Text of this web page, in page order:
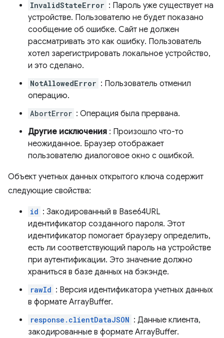
InvalidStateError : Пароль уже существует на
устройстве. Пользователю не будет показано
сообщение об ошибке. Сайт не должен
рассматривать это как ошибку. Пользователь
хотел зарегистрировать локальное устройство,
и это сделано.
NotAllowedError : Пользователь отменил
операцию.
AbortError : Операция была прервана.
Другие исключения : Произошло что-то
неожиданное. Браузер отображает
пользователю диалоговое окно с ошибкой.
Объект учетных данных открытого ключа содержит
следующие свойства:
id : Закодированный в Base64URL
идентификатор созданного пароля. Этот
идентификатор помогает браузеру определить,
есть ли соответствующий пароль на устройстве
при аутентификации. Это значение должно
храниться в базе данных на бэкэнде.
rawId : Версия идентификатора учетных данных
в формате ArrayBuffer.
response.clientDataJSON : Данные клиента,
закодированные в формате ArrayBuffer.